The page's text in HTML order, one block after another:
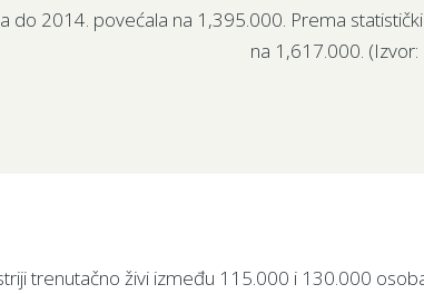
do 2014. povećala na 1,395.000. Prema
na 1,617.000. (Izvor:
trenutačno živi između 115.000 i 130.000